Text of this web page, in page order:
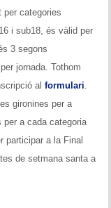
per categories
i sub18, és vàlid per
3 segons
jornada. Tothom
al formulari.
gironines per a
per a cada categoria
participar a la Final
de setmana santa a